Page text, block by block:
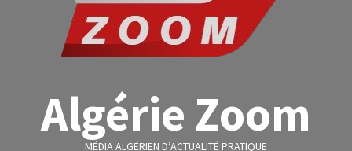
Algérie Zoom
MÉDIA ALGÉRIEN D’ACTUALITÉ PRATIQUE